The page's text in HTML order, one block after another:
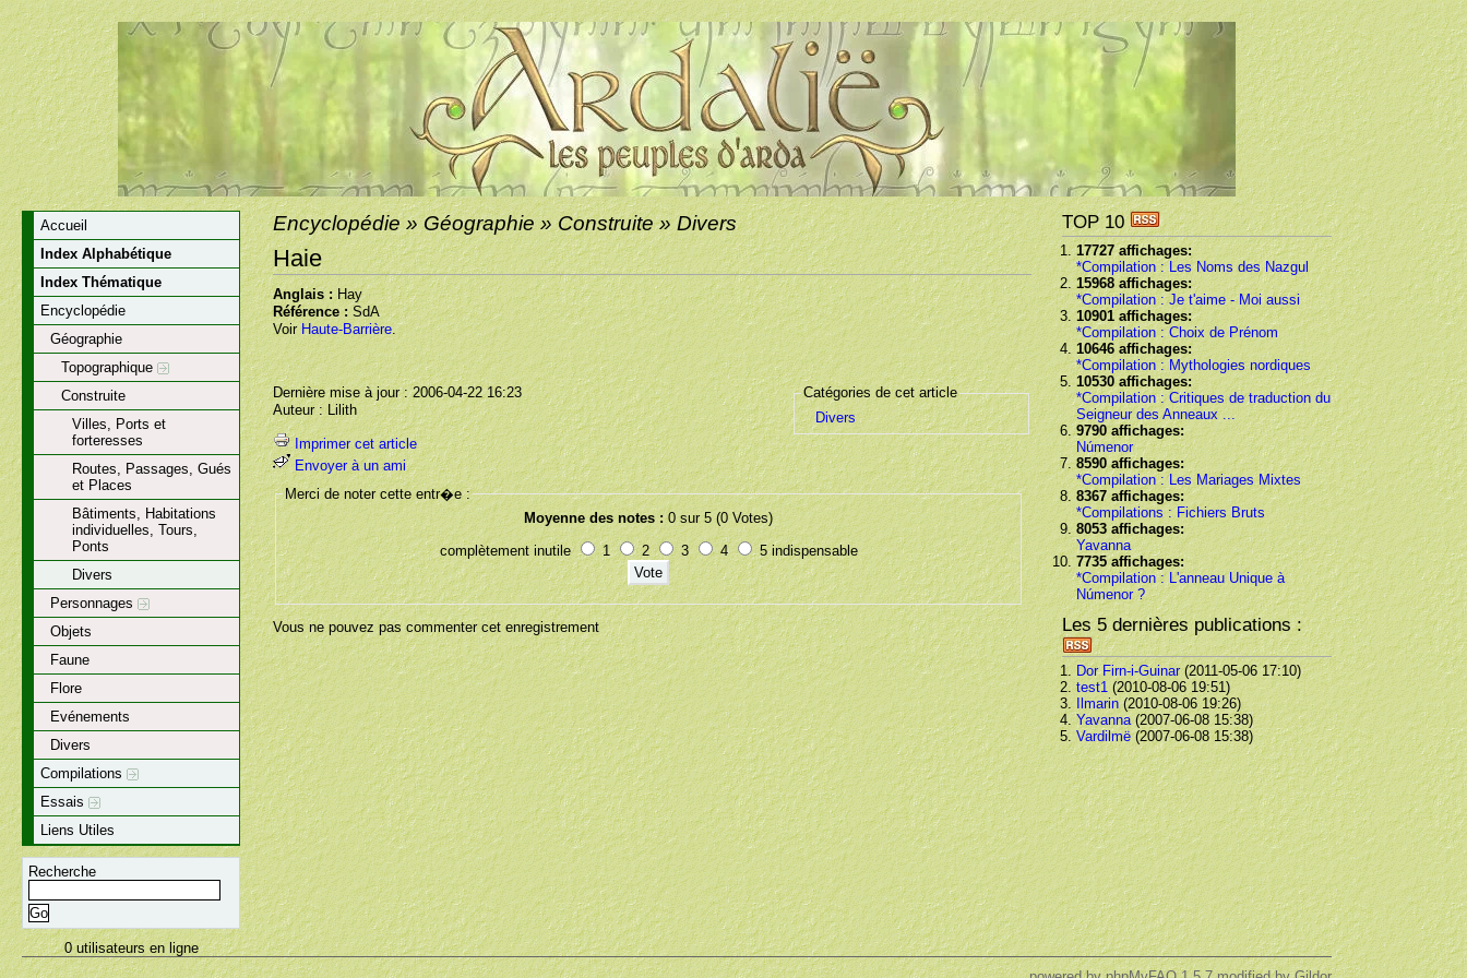
Accueil
Index Alphabétique
Index Thématique
Encyclopédie
Géographie
Topographique
Construite
Villes, Ports et
forteresses
Routes, Passages, Gués
et Places
Bâtiments, Habitations
individuelles, Tours,
Ponts
Divers
Personnages
Objets
Faune
Flore
Evénements
Divers
Compilations
Essais
Liens Utiles
Recherche
0 utilisateurs en ligne
TOP 10
17727 affichages:
*Compilation : Les Noms des Nazgul
15968 affichages:
*Compilation : Je t'aime - Moi aussi
10901 affichages:
*Compilation : Choix de Prénom
10646 affichages:
*Compilation : Mythologies nordiques
10530 affichages:
*Compilation : Critiques de traduction du
Seigneur des Anneaux ...
9790 affichages:
Númenor
8590 affichages:
*Compilation : Les Mariages Mixtes
8367 affichages:
*Compilations : Fichiers Bruts
8053 affichages:
Yavanna
7735 affichages:
*Compilation : L'anneau Unique à
Númenor ?
Les 5 dernières publications :
Dor Firn-i-Guinar(2011-05-06 17:10)
test1(2010-08-06 19:51)
Ilmarin(2010-08-06 19:26)
Yavanna(2007-06-08 15:38)
Vardilmë(2007-06-08 15:38)
Encyclopédie » Géographie » Construite » Divers
Haie
Anglais :Hay
Référence :SdA
VoirHaute-Barrière.
Catégories de cet article
Divers
Dernière mise à jour : 2006-04-22 16:23
Auteur : Lilith
Imprimer cet article
Envoyer à un ami
Merci de noter cette entr�e :
Moyenne des notes : 0 sur 5 (0 Votes)
complètement inutile 1 2 3 4 5 indispensable
Vous ne pouvez pas commenter cet enregistrement